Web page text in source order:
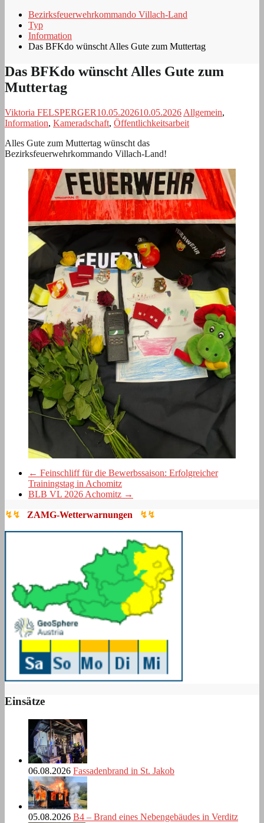
Bezirksfeuerwehrkommando Villach-Land
Typ
Information
Das BFKdo wünscht Alles Gute zum Muttertag
Das BFKdo wünscht Alles Gute zum
Muttertag
Viktoria FELSPERGER10.05.202610.05.2026 Allgemein,
Information, Kameradschaft, Öffentlichkeitsarbeit
Alles Gute zum Muttertag wünscht das
Bezirksfeuerwehrkommando Villach-Land!
← Feinschliff für die Bewerbssaison: Erfolgreicher
Trainingstag in Achomitz
BLB VL 2026 Achomitz →
↯↯ ZAMG-Wetterwarnungen ↯↯
Einsätze
06.08.2026 Fassadenbrand in St. Jakob
05.08.2026 B4 – Brand eines Nebengebäudes in Verditz